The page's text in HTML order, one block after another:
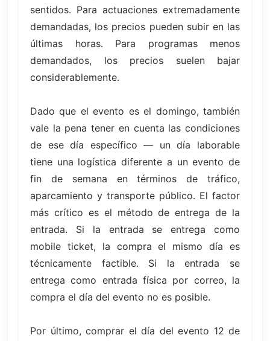
sentidos. Para actuaciones extremadamente
demandadas, los precios pueden subir en las
últimas horas. Para programas menos
demandados, los precios suelen bajar
considerablemente.
Dado que el evento es el domingo, también
vale la pena tener en cuenta las condiciones
de ese día específico — un día laborable
tiene una logística diferente a un evento de
fin de semana en términos de tráfico,
aparcamiento y transporte público. El factor
más crítico es el método de entrega de la
entrada. Si la entrada se entrega como
mobile ticket, la compra el mismo día es
técnicamente factible. Si la entrada se
entrega como entrada física por correo, la
compra el día del evento no es posible.
Por último, comprar el día del evento 12 de